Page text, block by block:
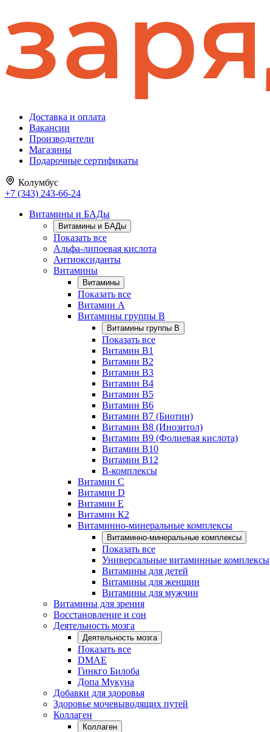
Доставка и оплата
Вакансии
Производители
Магазины
Подарочные сертификаты
Колумбус
+7 (343) 243-66-24
Витамины и БАДы
Витамины и БАДы
Показать все
Альфа-липоевая кислота
Антиоксиданты
Витамины
Витамины
Показать все
Витамин A
Витамины группы B
Витамины группы B
Показать все
Витамин B1
Витамин B2
Витамин B3
Витамин B4
Витамин B5
Витамин B6
Витамин B7 (Биотин)
Витамин B8 (Инозитол)
Витамин B9 (Фолиевая кислота)
Витамин B10
Витамин B12
B-комплексы
Витамин C
Витамин D
Витамин E
Витамин К2
Витаминно-минеральные комплексы
Витаминно-минеральные комплексы
Показать все
Универсальные витаминные комплексы
Витамины для детей
Витамины для женщин
Витамины для мужчин
Витамины для зрения
Восстановление и сон
Деятельность мозга
Деятельность мозга
Показать все
DMAE
Гинкго Билоба
Допа Мукуна
Добавки для здоровья
Здоровье мочевыводящих путей
Коллаген
Коллаген